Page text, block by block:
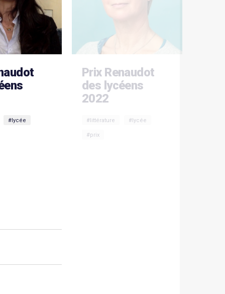
#lycée
Prix Renaudot
des lycéens
2022
#littérature #lycée
#prix